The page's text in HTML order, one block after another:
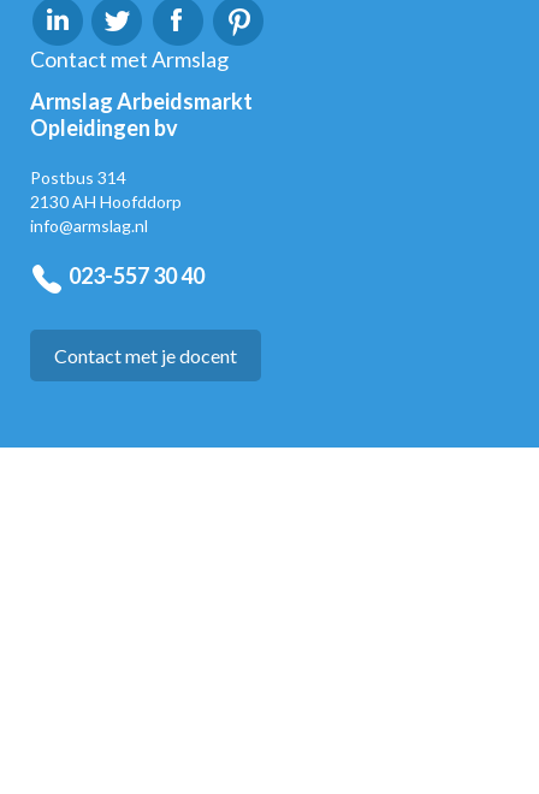
Contact met Armslag
Armslag Arbeidsmarkt
Opleidingen bv
Postbus 314
2130 AH Hoofddorp
info@armslag.nl
023-557 30 40
Contact met je docent